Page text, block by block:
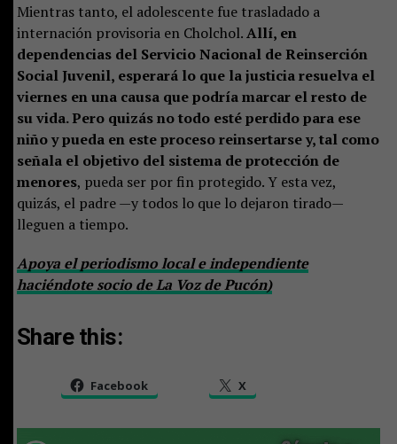
Mientras tanto, el adolescente fue trasladado a
internación provisoria en Cholchol.Allí, en
dependencias del Servicio Nacional de Reinserción
Social Juvenil, esperará lo que la justicia resuelva el
viernes en una causa que podría marcar el resto de
su vida. Pero quizás no todo esté perdido para ese
niño y pueda en este proceso reinsertarse y, tal como
señala el objetivo del sistema de protección de
menores, pueda ser por fin protegido. Y esta vez,
quizás, el padre —y todos lo que lo dejaron tirado—
lleguen a tiempo.
Apoya el periodismo local e independiente
haciéndote socio de La Voz de Pucón)
Share this:
Facebook X